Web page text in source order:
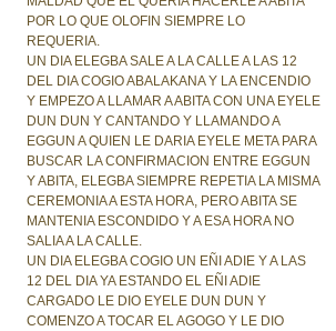
POR LO QUE OLOFIN SIEMPRE LO
REQUERIA.
UN DIA ELEGBA SALE A LA CALLE A LAS 12
DEL DIA COGIO ABALAKANA Y LA ENCENDIO
Y EMPEZO A LLAMAR A ABITA CON UNA EYELE
DUN DUN Y CANTANDO Y LLAMANDO A
EGGUN A QUIEN LE DARIA EYELE META PARA
BUSCAR LA CONFIRMACION ENTRE EGGUN
Y ABITA, ELEGBA SIEMPRE REPETIA LA MISMA
CEREMONIA A ESTA HORA, PERO ABITA SE
MANTENIA ESCONDIDO Y A ESA HORA NO
SALIA A LA CALLE.
UN DIA ELEGBA COGIO UN EÑI ADIE Y A LAS
12 DEL DIA YA ESTANDO EL EÑI ADIE
CARGADO LE DIO EYELE DUN DUN Y
COMENZO A TOCAR EL AGOGO Y LE DIO